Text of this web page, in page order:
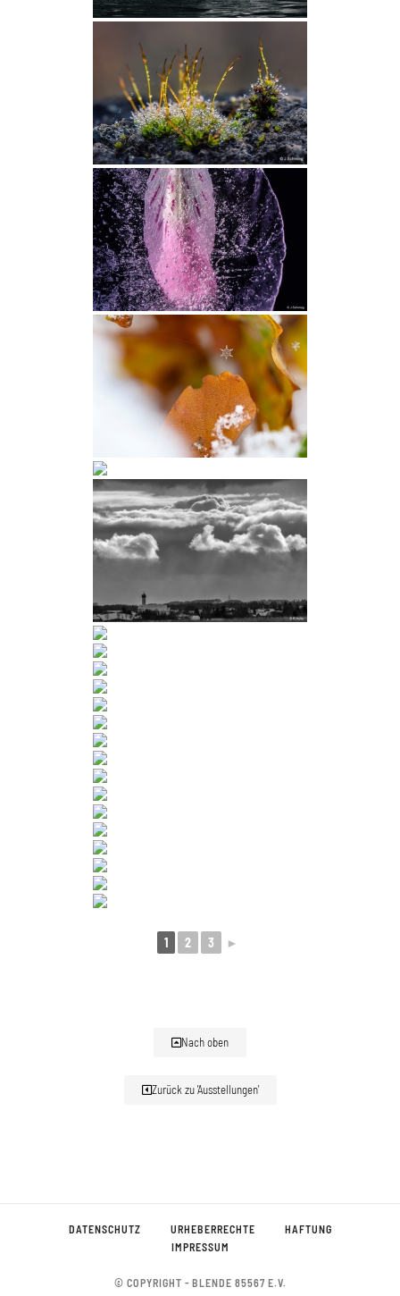
1 2 3 ►
Nach oben
Zurück zu 'Ausstellungen'
DATENSCHUTZ URHEBERRECHTE
HAFTUNG
IMPRESSUM
© COPYRIGHT - BLENDE 85567 E.V.